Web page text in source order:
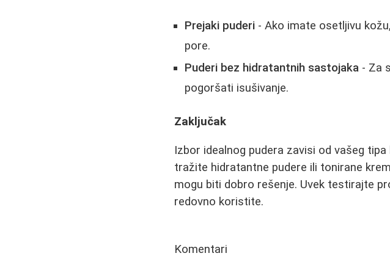
Prejaki puderi - Ako imate osetljivu
pore.
Puderi bez hidratantnih sastojaka - Za
pogoršati isušivanje.
Zaključak
Izbor idealnog pudera zavisi od vašeg
tražite hidratantne pudere ili tonirane
mogu biti dobro rešenje. Uvek testirajte
redovno koristite.
Komentari